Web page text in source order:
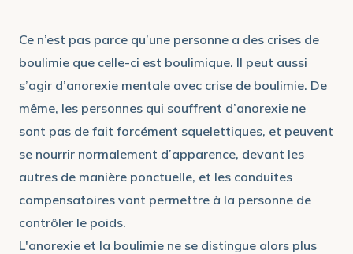
Ce n’est pas parce qu’une personne a des crises de
boulimie que celle-ci est boulimique. Il peut aussi
s’agir d’anorexie mentale avec crise de boulimie. De
même, les personnes qui souffrent d’anorexie ne
sont pas de fait forcément squelettiques, et peuvent
se nourrir normalement d’apparence, devant les
autres de manière ponctuelle, et les conduites
compensatoires vont permettre à la personne de
contrôler le poids.
L'anorexie et la boulimie ne se distingue alors plus